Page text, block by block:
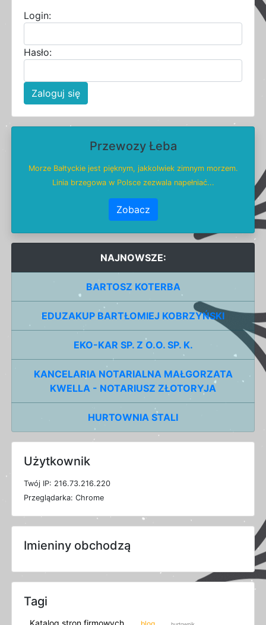
Login:
Hasło:
Zaloguj się
Przewozy Łeba
Morze Bałtyckie jest pięknym, jakkolwiek zimnym morzem.
Linia brzegowa w Polsce zezwala napełniać...
Zobacz
NAJNOWSZE:
BARTOSZ KOTERBA
EDUZAKUP BARTŁOMIEJ KOBRZYŃSKI
EKO-KAR SP. Z O.O. SP. K.
KANCELARIA NOTARIALNA MAŁGORZATA
KWELLA - NOTARIUSZ ZŁOTORYJA
HURTOWNIA STALI
Użytkownik
Twój IP: 216.73.216.220
Przeglądarka: Chrome
Imieniny obchodzą
Tagi
Katalog stron firmowych